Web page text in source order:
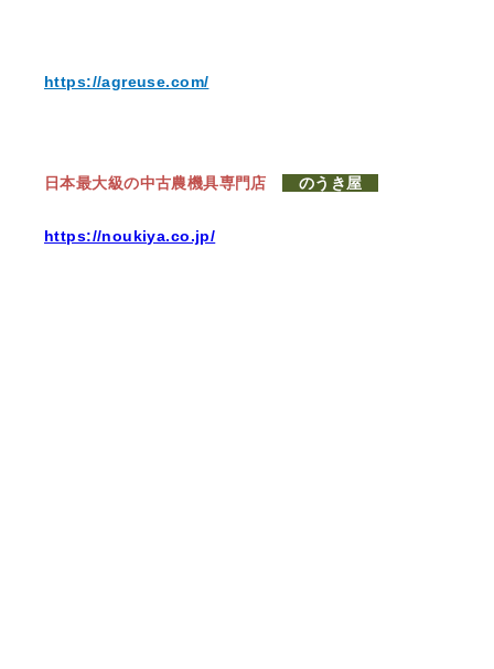
https://agreuse.com/
日本最大級の中古農機具専門店 のうき屋
https://noukiya.co.jp/